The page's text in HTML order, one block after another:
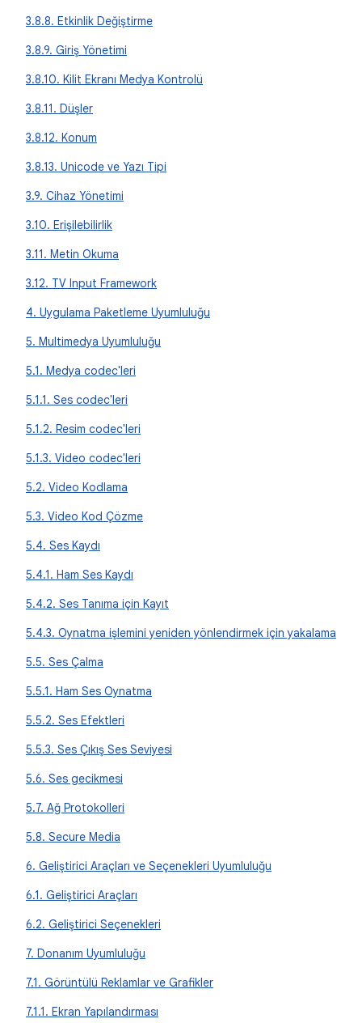
3.8.8. Etkinlik Değiştirme
3.8.9. Giriş Yönetimi
3.8.10. Kilit Ekranı Medya Kontrolü
3.8.11. Düşler
3.8.12. Konum
3.8.13. Unicode ve Yazı Tipi
3.9. Cihaz Yönetimi
3.10. Erişilebilirlik
3.11. Metin Okuma
3.12. TV Input Framework
4. Uygulama Paketleme Uyumluluğu
5. Multimedya Uyumluluğu
5.1. Medya codec'leri
5.1.1. Ses codec'leri
5.1.2. Resim codec'leri
5.1.3. Video codec'leri
5.2. Video Kodlama
5.3. Video Kod Çözme
5.4. Ses Kaydı
5.4.1. Ham Ses Kaydı
5.4.2. Ses Tanıma için Kayıt
5.4.3. Oynatma işlemini yeniden yönlendirmek için yakalama
5.5. Ses Çalma
5.5.1. Ham Ses Oynatma
5.5.2. Ses Efektleri
5.5.3. Ses Çıkış Ses Seviyesi
5.6. Ses gecikmesi
5.7. Ağ Protokolleri
5.8. Secure Media
6. Geliştirici Araçları ve Seçenekleri Uyumluluğu
6.1. Geliştirici Araçları
6.2. Geliştirici Seçenekleri
7. Donanım Uyumluluğu
7.1. Görüntülü Reklamlar ve Grafikler
7.1.1. Ekran Yapılandırması